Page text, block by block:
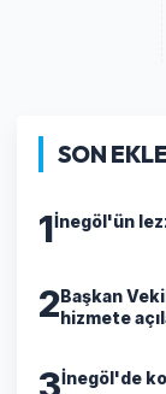
SON
1İnegöl'ün
2Başkan
hizmete
İnegöl'de